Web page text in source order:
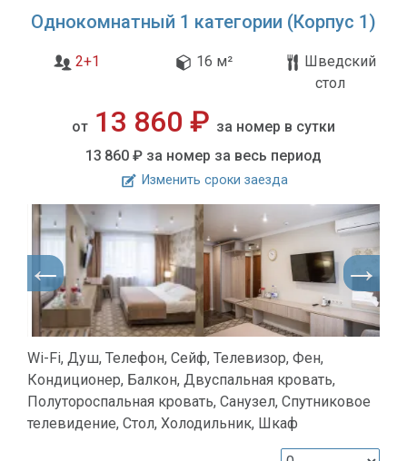
Однокомнатный 1 категории (Корпус 1)
2+1 16 м²
Шведский
стол
от 13 860 ₽ за номер в сутки
13 860 ₽ за номер за весь период
Изменить сроки заезда
Wi-Fi, Душ, Телефон, Сейф, Телевизор, Фен,
Кондиционер, Балкон, Двуспальная кровать,
Полутороспальная кровать, Санузел, Спутниковое
телевидение, Стол, Холодильник, Шкаф